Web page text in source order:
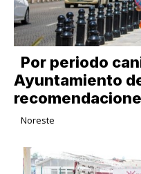
Por periodo
Ayuntamiento
Noreste